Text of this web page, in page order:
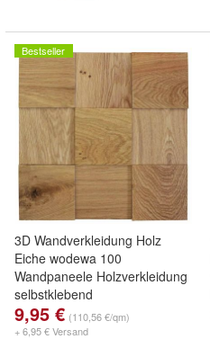
Bestseller
3D Wandverkleidung Holz
Eiche wodewa 100
Wandpaneele Holzverkleidung
selbstklebend
9,95 € (110,56 €/qm)
+ 6,95 € Versand